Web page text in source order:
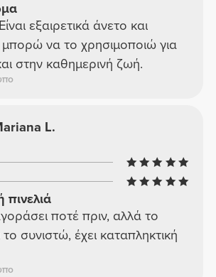
εξαιρετικά άνετο και
να το χρησιμοποιώ για
στην καθημερινή ζωή.
L.
ποτέ πριν, αλλά το
συνιστώ, έχει καταπληκτική